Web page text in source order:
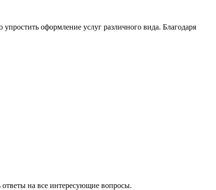
оформление услуг различного вида. Благодаря
на все интересующие вопросы.